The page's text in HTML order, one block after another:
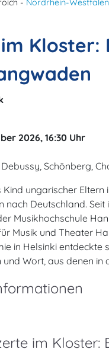
- Nordrhein-Westfalen
Kloster:
2026, 16:30 Uhr
Schönberg,
ungarischer
nach Deutschland.
Musikhochschule
Musik und Theater
in Helsinki entdeckte
Wort, aus denen in
im Kloster: